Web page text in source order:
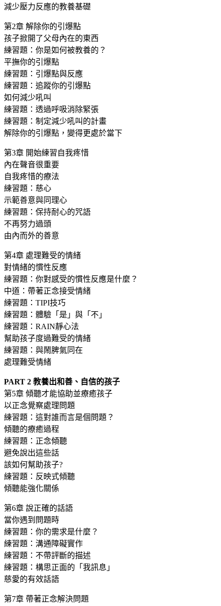
減少壓力反應的教養基礎
第2章 解除你的引爆點
孩子掀開了父母內在的東西
練習題：你是如何被教養的？
平撫你的引爆點
練習題：引爆點與反應
練習題：追蹤你的引爆點
如何減少吼叫
練習題：透過呼吸消除緊張
練習題：制定減少吼叫的計畫
解除你的引爆點，變得更處於當下
第3章 開始練習自我疼惜
內在聲音很重要
自我疼惜的療法
練習題：慈心
示範善意與同理心
練習題：保持耐心的咒語
不再努力過頭
由內而外的善意
第4章 處理難受的情緒
對情緒的慣性反應
練習題：你對感受的慣性反應是什麼？
中道：帶著正念接受情緒
練習題：TIPI技巧
練習題：體驗「是」與「不」
練習題：RAIN靜心法
幫助孩子度過難受的情緒
練習題：與鬧脾氣同在
處理難受情緒
PART 2 教養出和善、自信的孩子
第5章 傾聽才能協助並療癒孩子
以正念覺察處理問題
練習題：這對誰而言是個問題？
傾聽的療癒過程
練習題：正念傾聽
避免說出這些話
該如何幫助孩子?
練習題：反映式傾聽
傾聽能強化關係
第6章 說正確的話語
當你遇到問題時
練習題：你的需求是什麼？
練習題：溝通障礙實作
練習題：不帶評斷的描述
練習題：構思正面的「我訊息」
慈愛的有效話語
第7章 帶著正念解決問題